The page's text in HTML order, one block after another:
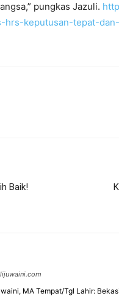
pungkas Jazuli.
keputusan-tepat-
Baik!
MA Tempat/Tgl Lahir: